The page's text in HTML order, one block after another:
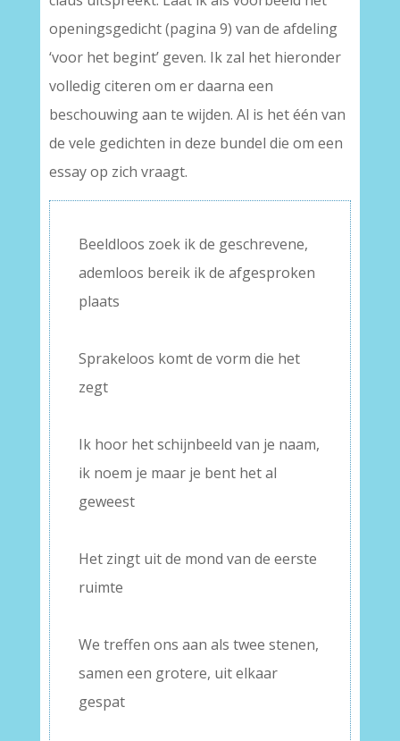
openingsgedicht (pagina 9) van de afdeling
‘voor het begint’ geven. Ik zal het hieronder
volledig citeren om er daarna een
beschouwing aan te wijden. Al is het één van
de vele gedichten in deze bundel die om een
essay op zich vraagt.
Beeldloos zoek ik de geschrevene,
ademloos bereik ik de afgesproken
plaats
Sprakeloos komt de vorm die het
zegt
Ik hoor het schijnbeeld van je naam,
ik noem je maar je bent het al
geweest
Het zingt uit de mond van de eerste
ruimte
We treffen ons aan als twee stenen,
samen een grotere, uit elkaar
gespat